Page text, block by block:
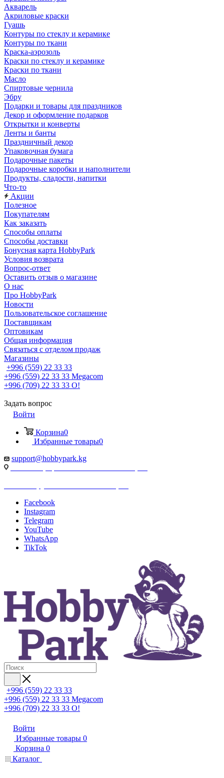
Акварель
Акриловые краски
Гуашь
Контуры по стеклу и керамике
Контуры по ткани
Краска-аэрозоль
Краски по стеклу и керамике
Краски по ткани
Масло
Спиртовые чернила
Эбру
Подарки и товары для праздников
Декор и оформление подарков
Открытки и конверты
Ленты и банты
Праздничный декор
Упаковочная бумага
Подарочные пакеты
Подарочные коробки и наполнители
Продукты, сладости, напитки
Что-то
Акции
Полезное
Покупателям
Как заказать
Способы оплаты
Способы доставки
Бонусная карта HobbyPark
Условия возврата
Вопрос-ответ
Оставить отзыв о магазине
О нас
Про HobbyPark
Новости
Пользовательское соглашение
Поставщикам
Оптовикам
Общая информация
Связаться с отделом продаж
Магазины
+996 (559) 22 33 33
+996 (559) 22 33 33 Megacom
+996 (709) 22 33 33 O!
Задать вопрос
Войти
Корзина0
Избранные товары0
support@hobbypark.kg
Facebook
Instagram
Telegram
YouTube
WhatsApp
TikTok
+996 (559) 22 33 33
+996 (559) 22 33 33 Megacom
+996 (709) 22 33 33 O!
Войти
Избранные товары 0
Корзина 0
Каталог